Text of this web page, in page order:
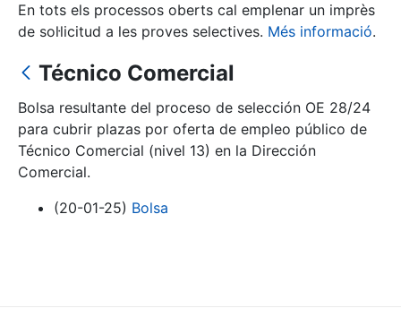
Mostra/Amaga
Mostra/Amaga
En tots els processos oberts cal emplenar un imprès
de sol·licitud a les proves selectives. Més informació.
Técnico Comercial
Bolsa resultante del proceso de selección OE 28/24
para cubrir plazas por oferta de empleo público de
Técnico Comercial (nivel 13) en la Dirección
Comercial.
(20-01-25) Bolsa